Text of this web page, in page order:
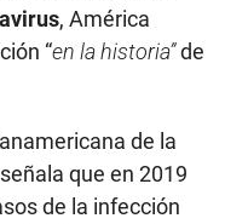
, América
“en la historia”de
de la
que en 2019
de la infección